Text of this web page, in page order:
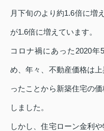
月下旬のより約1.6倍に増
が1.6倍に増えています。
コロナ禍にあった2020
め、年々、不動産価格は
ったことから新築住宅の
しました。
しかし、住宅ローン金利